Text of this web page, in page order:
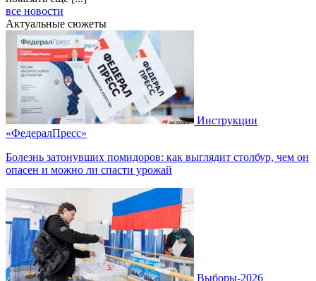
все новости
Актуальные сюжеты
Инструкции
«ФедералПресс»
Болезнь затонувших помидоров: как выглядит столбур, чем он
опасен и можно ли спасти урожай
Выборы-2026